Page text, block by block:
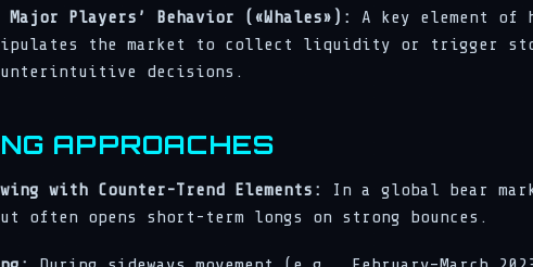
Players’ Behavior («Whales»):
A key element of
the market to collect liquidity or trigger
decisions.
APPROACHES
with Counter-Trend Elements:
In a global bear
often opens short-term longs on strong bounces.